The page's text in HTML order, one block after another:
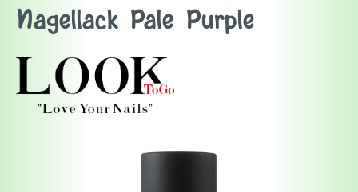
Nagellack Pale Purple